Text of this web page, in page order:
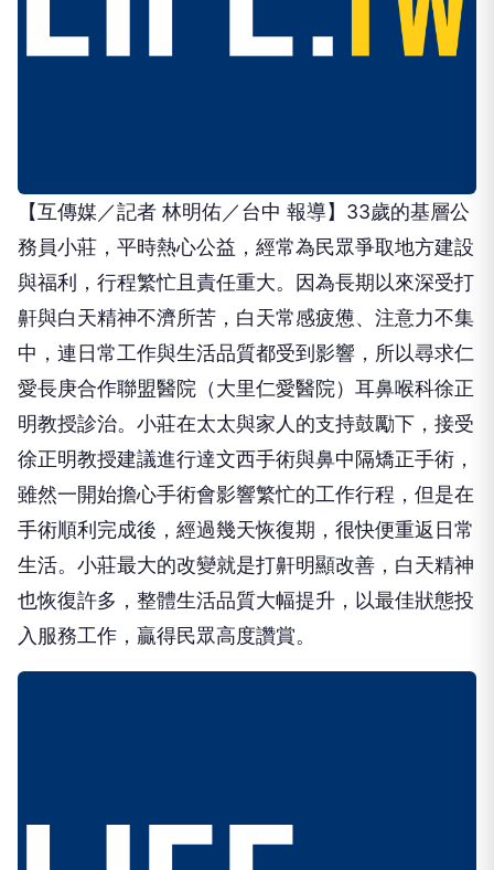
【互傳媒／記者 林明佑／台中 報導】33歲的基層公
務員小莊，平時熱心公益，經常為民眾爭取地方建設
與福利，行程繁忙且責任重大。因為長期以來深受打
鼾與白天精神不濟所苦，白天常感疲憊、注意力不集
中，連日常工作與生活品質都受到影響，所以尋求仁
愛長庚合作聯盟醫院（大里仁愛醫院）耳鼻喉科徐正
明教授診治。小莊在太太與家人的支持鼓勵下，接受
徐正明教授建議進行達文西手術與鼻中隔矯正手術，
雖然一開始擔心手術會影響繁忙的工作行程，但是在
手術順利完成後，經過幾天恢復期，很快便重返日常
生活。小莊最大的改變就是打鼾明顯改善，白天精神
也恢復許多，整體生活品質大幅提升，以最佳狀態投
入服務工作，贏得民眾高度讚賞。